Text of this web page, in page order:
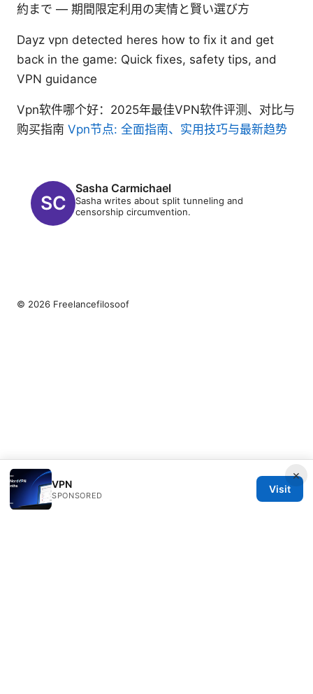
約まで — 期間限定利用の実情と賢い選び方
Dayz vpn detected heres how to fix it and get
back in the game: Quick fixes, safety tips, and
VPN guidance
Vpn软件哪个好：2025年最佳VPN软件评测、对比与
购买指南 Vpn节点: 全面指南、实用技巧与最新趋势
Sasha Carmichael
Sasha writes about split tunneling and
censorship circumvention.
×
VPN
SPONSORED
Visit
© 2026 Freelancefilosoof